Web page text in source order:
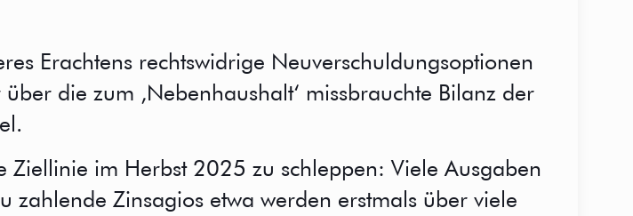
Erachtens rechtswidrige Neuverschuldungsoptionen
die zum ‚Nebenhaushalt‘ missbrauchte Bilanz der
im Herbst 2025 zu schleppen: Viele Ausgaben
Zinsagios etwa werden erstmals über viele